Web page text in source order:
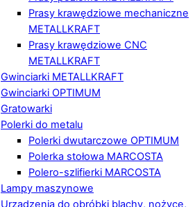
Prasy krawędziowe mechaniczne
METALLKRAFT
Prasy krawędziowe CNC
METALLKRAFT
Gwinciarki METALLKRAFT
Gwinciarki OPTIMUM
Gratowarki
Polerki do metalu
Polerki dwutarczowe OPTIMUM
Polerka stołowa MARCOSTA
Polero-szlifierki MARCOSTA
Lampy maszynowe
Urządzenia do obróbki blachy, nożyce,